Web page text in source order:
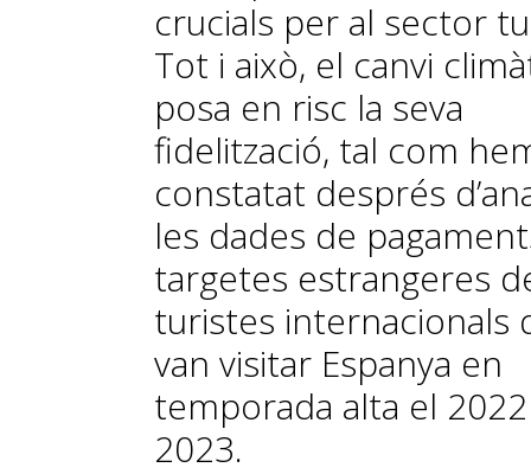
crucials per al sector
Tot i això, el canvi
posa en risc la seva
fidelització, tal com
constatat després
les dades de
targetes estrangeres
turistes internacionals
van visitar Espanya en
temporada alta el
2023.